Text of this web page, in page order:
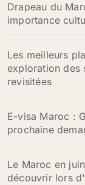
Drapeau du
importance
Les meilleurs
exploration des
revisitées
E-visa Maroc :
prochaine
Le Maroc en
découvrir lors